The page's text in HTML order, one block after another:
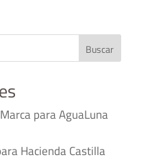
Buscar
para AguaLuna
Hacienda Castilla